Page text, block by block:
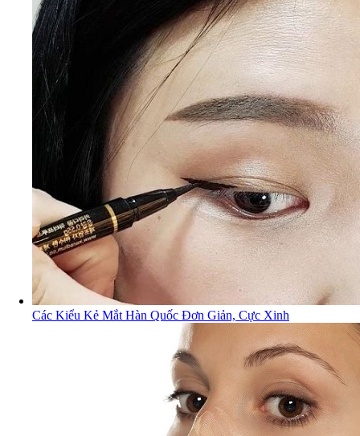
Các Kiểu Kẻ Mắt Hàn Quốc Đơn Giản, Cực Xinh